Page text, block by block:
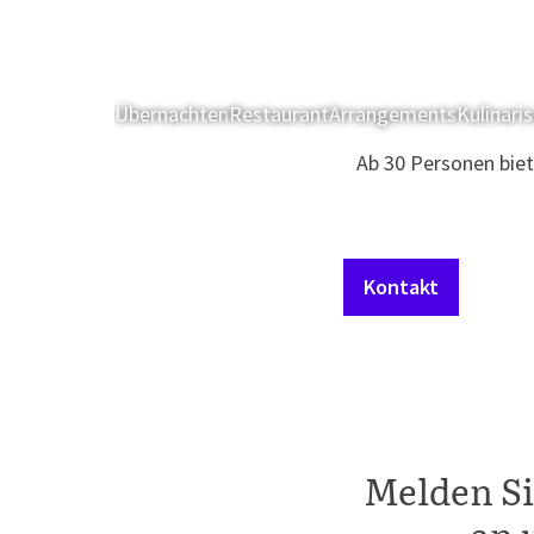
ÜbernachtenRestaurantArrangements
Ab 30 Personen
Kontakt
Melden